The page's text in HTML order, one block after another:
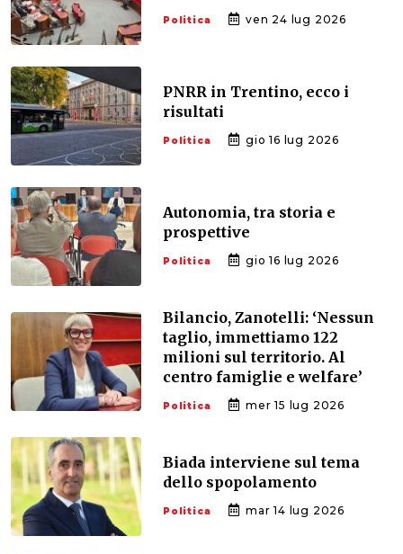
Politica ven 24 lug 2026
PNRR in Trentino, ecco i
risultati
Politica gio 16 lug 2026
Autonomia, tra storia e
prospettive
Politica gio 16 lug 2026
Bilancio, Zanotelli: ‘Nessun
taglio, immettiamo 122
milioni sul territorio. Al
centro famiglie e welfare’
Politica mer 15 lug 2026
Biada interviene sul tema
dello spopolamento
Politica mar 14 lug 2026